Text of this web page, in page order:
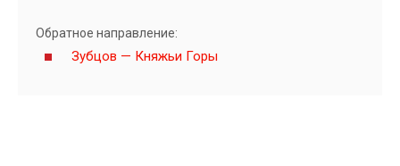
Обратное направление:
Зубцов — Княжьи Горы